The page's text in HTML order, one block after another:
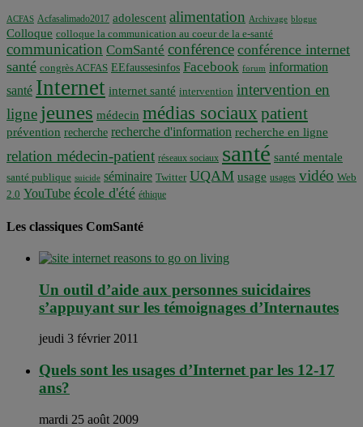
ACFAS Acfasalimado2017 adolescent alimentation Archivage blogue
Colloque colloque la communication au coeur de la e-santé
communication ComSanté conférence conférence internet
santé congrès ACFAS EEfaussesinfos Facebook forum information
santé Internet internet santé intervention intervention en
ligne jeunes médecin médias sociaux patient
prévention recherche recherche d'information recherche en ligne
relation médecin-patient réseaux sociaux santé santé mentale
santé publique suicide séminaire Twitter UQAM usage usages vidéo Web
2.0 YouTube école d'été éthique
Les classiques ComSanté
Un outil d’aide aux personnes suicidaires
s’appuyant sur les témoignages d’Internautes
jeudi 3 février 2011
Quels sont les usages d’Internet par les 12-17
ans?
mardi 25 août 2009